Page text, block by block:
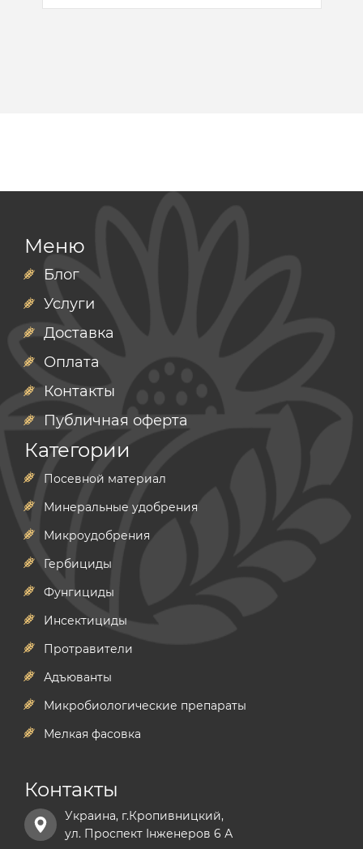
Меню
Блог
Услуги
Доставка
Оплата
Контакты
Публичная оферта
Категории
Посевной материал
Минеральные удобрения
Микроудобрения
Гербициды
Фунгициды
Инсектициды
Протравители
Адъюванты
Микробиологические препараты
Мелкая фасовка
Контакты
Украина, г.Кропивницкий,
ул. Проспект Інженеров 6 А